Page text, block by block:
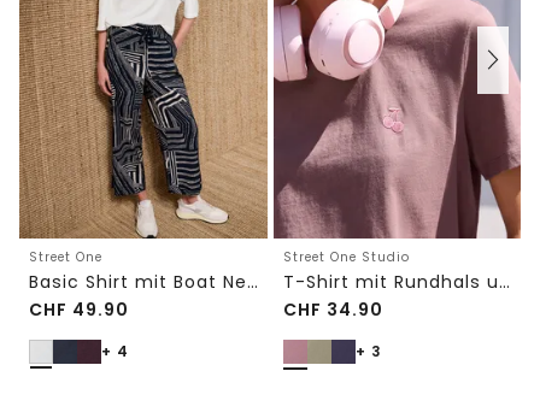
Street One
Basic Shirt mit Boat Neck und Elastikbund
CHF 49.90
+ 4
Street One Studio
T-Shirt mit Rundhals und Embroidery-Detail
CHF 34.90
+ 3